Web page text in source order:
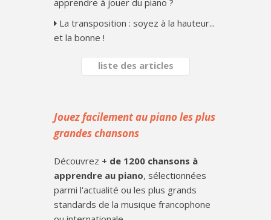
apprendre à jouer du piano ?
La transposition : soyez à la hauteur...
et la bonne !
liste des articles
Jouez facilement au piano les plus
grandes chansons
Découvrez + de 1200 chansons à
apprendre au piano, sélectionnées
parmi l'actualité ou les plus grands
standards de la musique francophone